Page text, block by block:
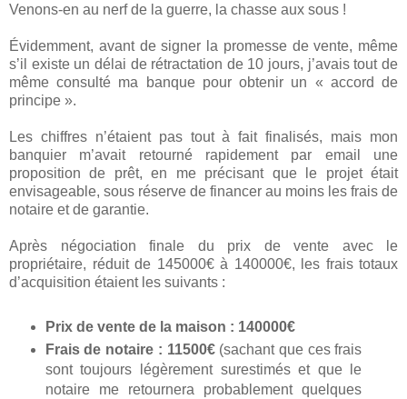
Venons-en au nerf de la guerre, la chasse aux sous !
Évidemment, avant de signer la promesse de vente, même
s’il existe un délai de rétractation de 10 jours, j’avais tout de
même consulté ma banque pour obtenir un « accord de
principe ».
Les chiffres n’étaient pas tout à fait finalisés, mais mon
banquier m’avait retourné rapidement par email une
proposition de prêt, en me précisant que le projet était
envisageable, sous réserve de financer au moins les frais de
notaire et de garantie.
Après négociation finale du prix de vente avec le
propriétaire, réduit de 145000€ à 140000€, les frais totaux
d’acquisition étaient les suivants :
Prix de vente de la maison : 140000€
Frais de notaire : 11500€(sachant que ces frais
sont toujours légèrement surestimés et que le
notaire me retournera probablement quelques